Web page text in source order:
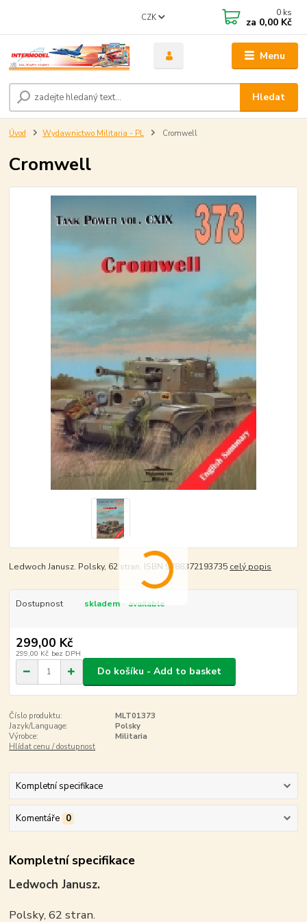
Menu
CZK
Hledat
0 ks
za 0,00 Kč
Úvod Wydawnictwo Militaria - PL Cromwell
Cromwell
Ledwoch Janusz. Polsky, 62 stran. ISBN 9788372193735 celý popis
Dostupnost skladem - available
299,00 Kč
299,00 Kč bez DPH
Do košíku - Add to basket
Číslo produktu:
MLT01373
Jazyk/Language:
Polsky
Výrobce:
Militaria
Hlídat cenu / dostupnost
Kompletní specifikace
Komentáře 0
Kompletní specifikace
Ledwoch Janusz.
Polsky, 62 stran.